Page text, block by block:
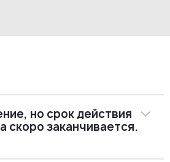
но срок действия
скоро заканчивается.